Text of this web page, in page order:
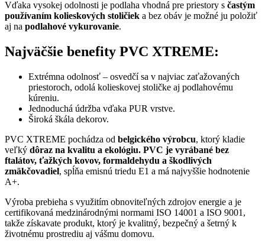
Vďaka vysokej odolnosti je podlaha vhodná pre priestory s častým
používaním kolieskových stoličiek a bez obáv je možné ju položiť
aj na podlahové vykurovanie.
Najväčšie benefity PVC XTREME:
Extrémna odolnosť – osvedčí sa v najviac zaťažovaných
priestoroch, odolá kolieskovej stoličke aj podlahovému
kúreniu.
Jednoduchá údržba vďaka PUR vrstve.
Široká škála dekorov.
PVC XTREME pochádza od belgického výrobcu, ktorý kladie
veľký dôraz na kvalitu a ekológiu. PVC je vyrábané bez
ftalátov, ťažkých kovov, formaldehydu a škodlivých
zmäkčovadiel, spĺňa emisnú triedu E1 a má najvyššie hodnotenie
A+.
Výroba prebieha s využitím obnoviteľných zdrojov energie a je
certifikovaná medzinárodnými normami ISO 14001 a ISO 9001,
takže získavate produkt, ktorý je kvalitný, bezpečný a šetrný k
životnému prostrediu aj vášmu domovu.